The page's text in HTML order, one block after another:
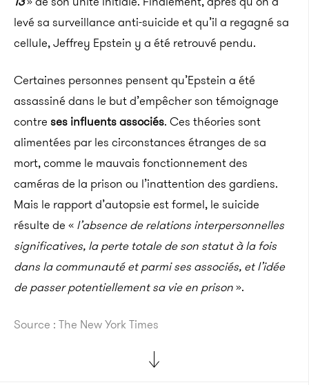
levé sa surveillance anti-suicide et qu’il a regagné sa
cellule, Jeffrey Epstein y a été retrouvé pendu.
Certaines personnes pensent qu’Epstein a été
assassiné dans le but d’empêcher son témoignage
contre ses influents associés. Ces théories sont
alimentées par les circonstances étranges de sa
mort, comme le mauvais fonctionnement des
caméras de la prison ou l’inattention des gardiens.
Mais le rapport d’autopsie est formel, le suicide
résulte de « l’absence de relations interpersonnelles
significatives, la perte totale de son statut à la fois
dans la communauté et parmi ses associés, et l’idée
de passer potentiellement sa vie en prison».
Source : The New York Times